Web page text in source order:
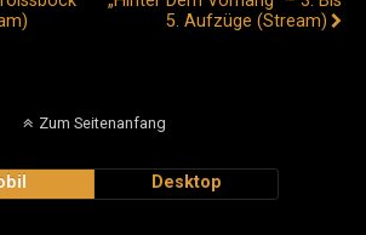
5. Aufzüge (Stream)
Zum Seitenanfang
Desktop